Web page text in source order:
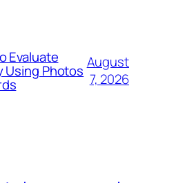
Evaluate
Using Photos August
7, 2026